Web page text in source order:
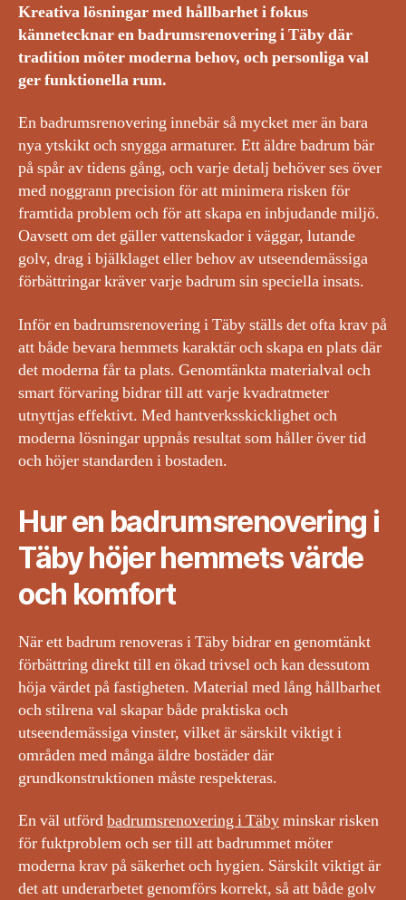
Kreativa lösningar med hållbarhet i fokus
kännetecknar en badrumsrenovering i Täby där
tradition möter moderna behov, och personliga val
ger funktionella rum.
En badrumsrenovering innebär så mycket mer än bara
nya ytskikt och snygga armaturer. Ett äldre badrum bär
på spår av tidens gång, och varje detalj behöver ses över
med noggrann precision för att minimera risken för
framtida problem och för att skapa en inbjudande miljö.
Oavsett om det gäller vattenskador i väggar, lutande
golv, drag i bjälklaget eller behov av utseendemässiga
förbättringar kräver varje badrum sin speciella insats.
Inför en badrumsrenovering i Täby ställs det ofta krav på
att både bevara hemmets karaktär och skapa en plats där
det moderna får ta plats. Genomtänkta materialval och
smart förvaring bidrar till att varje kvadratmeter
utnyttjas effektivt. Med hantverksskicklighet och
moderna lösningar uppnås resultat som håller över tid
och höjer standarden i bostaden.
Hur en badrumsrenovering i
Täby höjer hemmets värde
och komfort
När ett badrum renoveras i Täby bidrar en genomtänkt
förbättring direkt till en ökad trivsel och kan dessutom
höja värdet på fastigheten. Material med lång hållbarhet
och stilrena val skapar både praktiska och
utseendemässiga vinster, vilket är särskilt viktigt i
områden med många äldre bostäder där
grundkonstruktionen måste respekteras.
En väl utfördbadrumsrenovering i Täbyminskar risken
för fuktproblem och ser till att badrummet möter
moderna krav på säkerhet och hygien. Särskilt viktigt är
det att underarbetet genomförs korrekt, så att både golv